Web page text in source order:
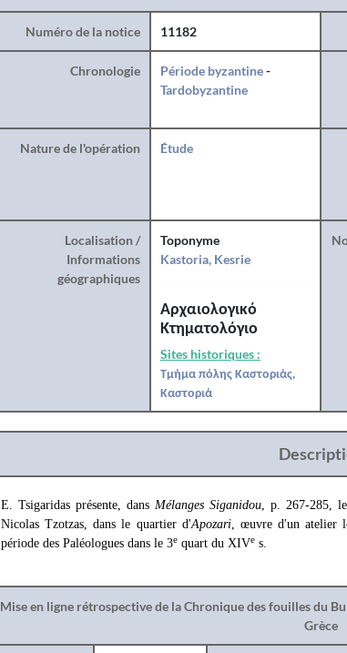
Numéro de la notice 11182
Chronologie Période byzantine-
Tardobyzantine
Nature de l'opération Étude
Localisation /
Informations
géographiques
Toponyme
Kastoria, Kesrie
Αρχαιολογικό
Κτηματολόγιο
Sites historiques :
Τμήμα πόλης Καστοριάς,
Καστοριά
E. Tsigaridas présente, dansMélanges Siganidou, p. 267-285,
Nicolas Tzotzas, dans le quartier d'Apozari, œuvre d'un atelier
période des Paléologues dans le 3e quart du XIVe s.
Mise en ligne rétrospective de la Chronique des fouilles du
Grèce